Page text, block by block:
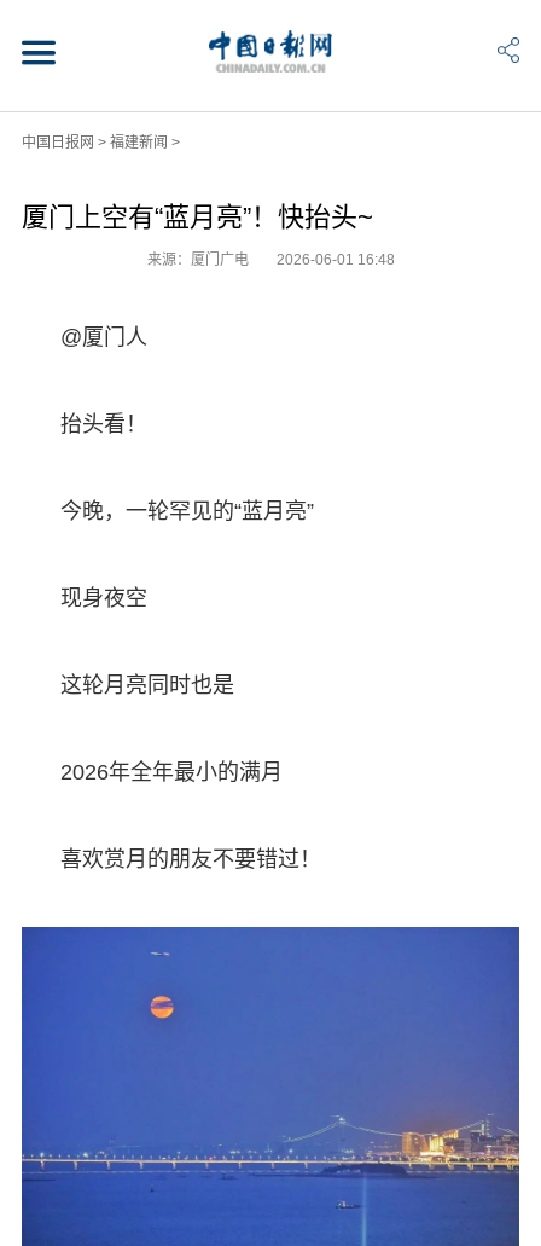
中国日报网 > 福建新闻 >
厦门上空有“蓝月亮”！快抬头~
来源：厦门广电 2026-06-01 16:48
@厦门人
抬头看！
今晚，一轮罕见的“蓝月亮”
现身夜空
这轮月亮同时也是
2026年全年最小的满月
喜欢赏月的朋友不要错过！